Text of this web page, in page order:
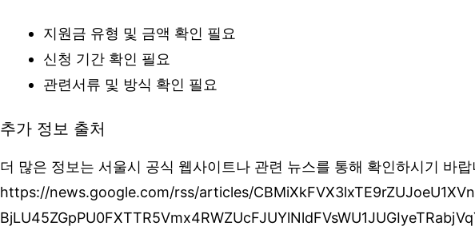
지원금 유형 및 금액 확인 필요
신청 기간 확인 필요
관련서류 및 방식 확인 필요
추가 정보 출처
더 많은 정보는 서울시 공식 웹사이트나 관련 뉴스를 통해 확인하시기 바
https://news.google.com/rss/articles/